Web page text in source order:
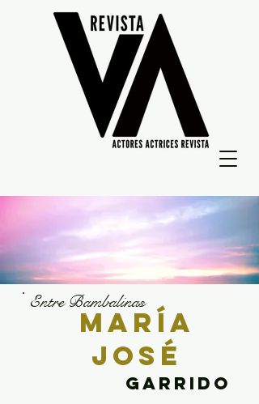
María
José
Entre Bambalinas
garrido